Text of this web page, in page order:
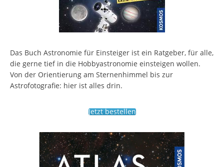
Das Buch Astronomie für Einsteiger ist ein Ratgeber, für alle,
die gerne tief in die Hobbyastronomie einsteigen wollen.
Von der Orientierung am Sternenhimmel bis zur
Astrofotografie: hier ist alles drin.
Jetzt bestellen